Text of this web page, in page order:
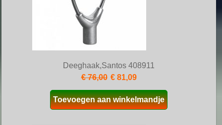
Deeghaak,Santos 408911
€ 76,00 € 81,09
Toevoegen aan winkelmandje